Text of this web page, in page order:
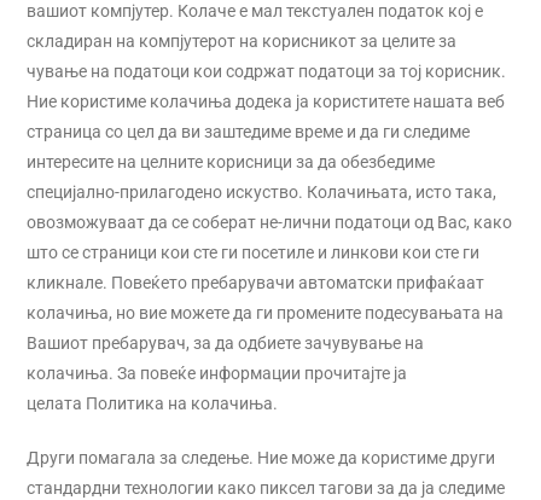
вашиот компјутер. Колаче е мал текстуален податок кој е
складиран на компјутерот на корисникот за целите за
чување на податоци кои содржат податоци за тој корисник.
Ние користиме колачиња додека ја користитете нашата веб
страница со цел да ви заштедиме време и да ги следиме
интересите на целните корисници за да обезбедиме
специјално-прилагодено искуство. Колачињата, исто така,
овозможуваат да се соберат не-лични податоци од Вас, како
што се страници кои сте ги посетиле и линкови кои сте ги
кликнале. Повеќето пребарувачи автоматски прифаќаат
колачиња, но вие можете да ги промените подесувањата на
Вашиот пребарувач, за да одбиете зачувување на
колачиња. За повеќе информации прочитајте ја
целата Политика на колачиња.
Други помагала за следење. Ние може да користиме други
стандардни технологии како пиксел тагови за да ја следиме